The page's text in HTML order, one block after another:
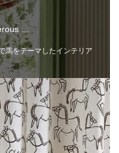
…
馬をテーマしたインテリア